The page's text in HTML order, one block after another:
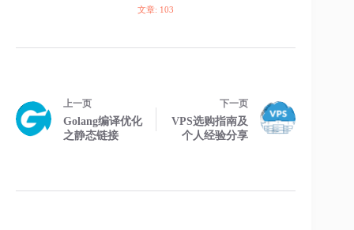
文章: 103
上一页
Golang编译优化
之静态链接
下一页
VPS选购指南及
个人经验分享